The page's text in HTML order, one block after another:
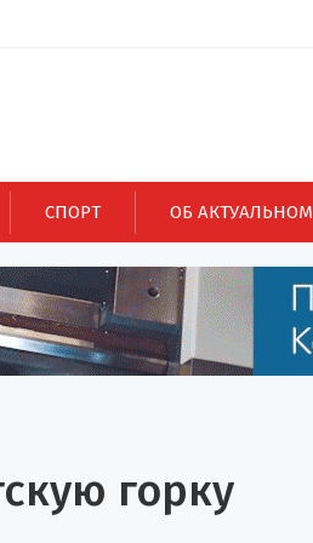
СПОРТ ОБ АКТУАЛЬНОМ
горку